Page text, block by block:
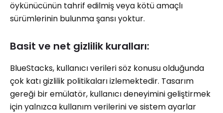
öykünücünün tahrif edilmiş veya kötü amaçlı
sürümlerinin bulunma şansı yoktur.
Basit ve net gizlilik kuralları:
BlueStacks, kullanıcı verileri söz konusu olduğunda
çok katı gizlilik politikaları izlemektedir. Tasarım
gereği bir emülatör, kullanıcı deneyimini geliştirmek
için yalnızca kullanım verilerini ve sistem ayarlar